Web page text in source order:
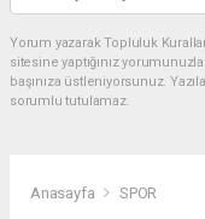
Yorum yazarak Topluluk
sitesine yaptığınız
başınıza üstleniyorsunuz.
sorumlu tutulamaz.
Anasayfa SPOR